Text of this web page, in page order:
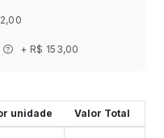
+ R$ 153,00
unidade Valor Total